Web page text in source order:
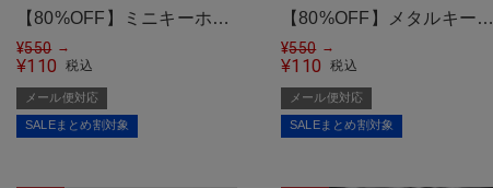
【80%OFF】ミニキーホル
ダー/バンビ＜メール便対応
¥550 →
¥110 税込
メール便対応
SALEまとめ割対象
【80%OFF】メタルキーホ
ルダー/キー/レース＜メー
¥550 →
¥110 税込
メール便対応
SALEまとめ割対象